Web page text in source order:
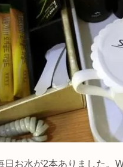
日お水が2本ありました。